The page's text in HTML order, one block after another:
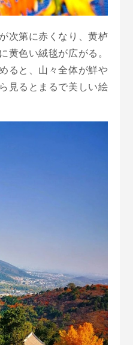
次第に赤くなり、黄栌
黄色い絨毯が広がる。
ると、山々全体が鮮や
見るとまるで美しい絵